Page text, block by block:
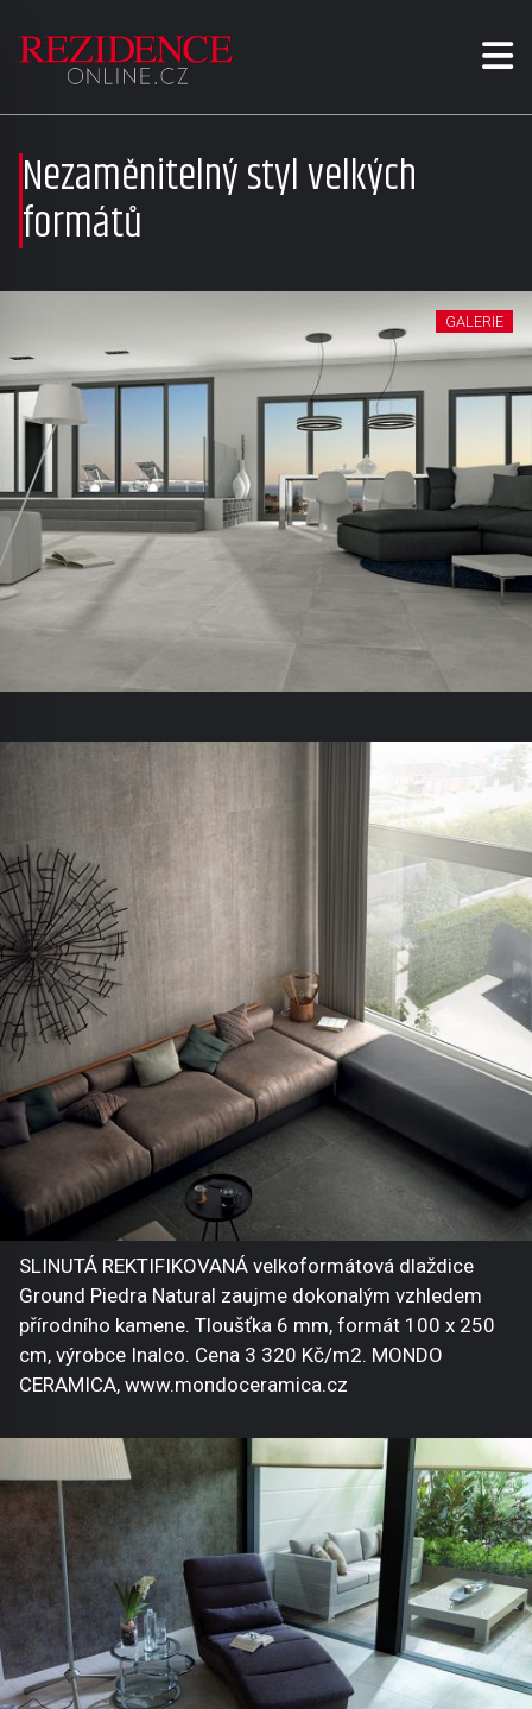
Nezaměnitelný styl velkých
formátů
GALERIE
SLINUTÁ REKTIFIKOVANÁ velkoformátová dlaždice
Ground Piedra Natural zaujme dokonalým vzhledem
přírodního kamene. Tloušťka 6 mm, formát 100 x 250
cm, výrobce Inalco. Cena 3 320 Kč/m2. MONDO
CERAMICA, www.mondoceramica.cz